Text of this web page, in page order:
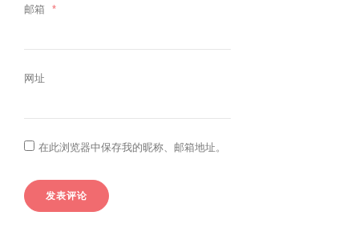
邮箱 *
网址
在此浏览器中保存我的昵称、邮箱地址。